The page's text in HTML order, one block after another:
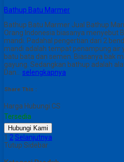
Bathup Batu Marmer
Bathup Batu Marmer Jual Bathup
Orang Indonesia biasanya menyebut
mandi. Padahal pengertian dari 2
mandi adalah tempat penampung air
batu bata dan semen. Biasanya bak
gayung. Sedangkan bathup adalah
Dan… selengkapnya
Share This :
Harga Hubungi CS
Tersedia
Hubungi Kami
1 2Selanjutnya
Tutup Sidebar